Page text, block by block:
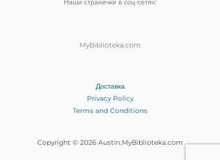
Наши странички в соц-сетях:
MyBiblioteka.com
Доставка
Privacy Policy
Terms and Conditions
Copyright © 2026 Austin.MyBiblioteka.com